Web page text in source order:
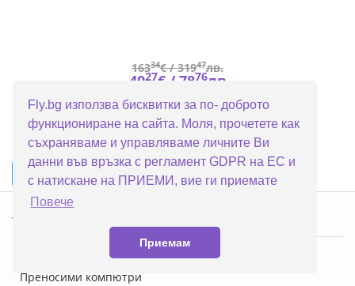
Fly.bg използва бисквитки за по- доброто
функциониране на сайта. Моля, прочетете как
съхраняваме и управляваме личните Ви
данни във връзка с регламент GDPR на ЕС и
с натискане на ПРИЕМИ, вие ги приемате
Повече
Приемам
16334€ /31947лв.
4027€ /7876лв.
1 5 ...
Топ категории
Преносими компютри